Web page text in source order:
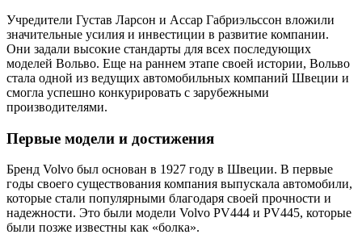
Учредители Густав Ларсон и Ассар Габриэльссон вложили
значительные усилия и инвестиции в развитие компании.
Они задали высокие стандарты для всех последующих
моделей Вольво. Еще на раннем этапе своей истории, Вольво
стала одной из ведущих автомобильных компаний Швеции и
смогла успешно конкурировать с зарубежными
производителями.
Первые модели и достижения
Бренд Volvo был основан в 1927 году в Швеции. В первые
годы своего существования компания выпускала автомобили,
которые стали популярными благодаря своей прочности и
надежности. Это были модели Volvo PV444 и PV445, которые
были позже известны как «болка».